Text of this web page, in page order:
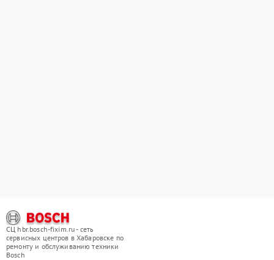
СЦ hbr.bosch-fixim.ru - сеть
сервисных центров в Хабаровске по
ремонту и обслуживанию техники
Bosch